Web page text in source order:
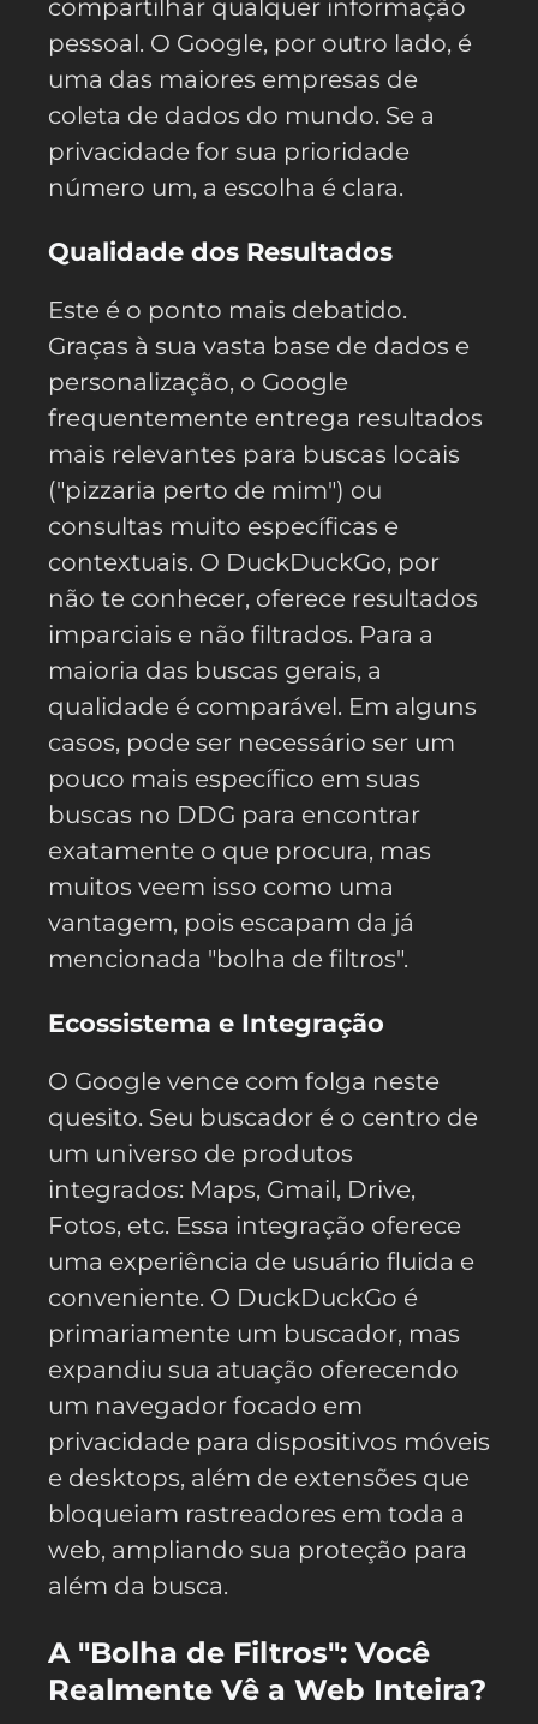
compartilhar qualquer informação
pessoal. O Google, por outro lado, é
uma das maiores empresas de
coleta de dados do mundo. Se a
privacidade for sua prioridade
número um, a escolha é clara.
Qualidade dos Resultados
Este é o ponto mais debatido.
Graças à sua vasta base de dados e
personalização, o Google
frequentemente entrega resultados
mais relevantes para buscas locais
("pizzaria perto de mim") ou
consultas muito específicas e
contextuais. O DuckDuckGo, por
não te conhecer, oferece resultados
imparciais e não filtrados. Para a
maioria das buscas gerais, a
qualidade é comparável. Em alguns
casos, pode ser necessário ser um
pouco mais específico em suas
buscas no DDG para encontrar
exatamente o que procura, mas
muitos veem isso como uma
vantagem, pois escapam da já
mencionada "bolha de filtros".
Ecossistema e Integração
O Google vence com folga neste
quesito. Seu buscador é o centro de
um universo de produtos
integrados: Maps, Gmail, Drive,
Fotos, etc. Essa integração oferece
uma experiência de usuário fluida e
conveniente. O DuckDuckGo é
primariamente um buscador, mas
expandiu sua atuação oferecendo
um navegador focado em
privacidade para dispositivos móveis
e desktops, além de extensões que
bloqueiam rastreadores em toda a
web, ampliando sua proteção para
além da busca.
A "Bolha de Filtros": Você
Realmente Vê a Web Inteira?